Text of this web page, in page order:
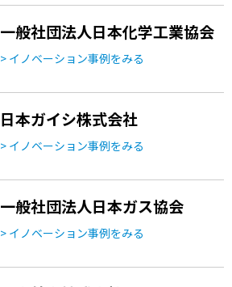
一般社団法人日本化学工業協会
> イノベーション事例をみる
日本ガイシ株式会社
> イノベーション事例をみる
一般社団法人日本ガス協会
> イノベーション事例をみる